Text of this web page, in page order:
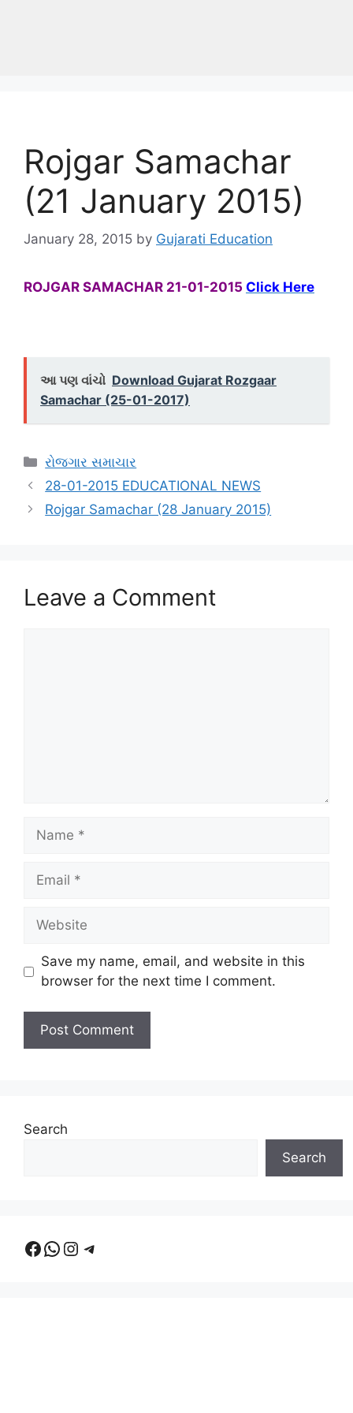
Rojgar Samachar
(21 January 2015)
January 28, 2015 by Gujarati Education
ROJGAR SAMACHAR 21-01-2015 Click Here
આ પણ વાંચો Download Gujarat Rozgaar
Samachar (25-01-2017)
Categories
રોજગાર સમાચાર
28-01-2015 EDUCATIONAL NEWS
Rojgar Samachar (28 January 2015)
Leave a Comment
Name
Email
Website
Save my name, email, and website in this
browser for the next time I comment.
Search
Search
Facebook
WhatsApp
Instagram
Telegram